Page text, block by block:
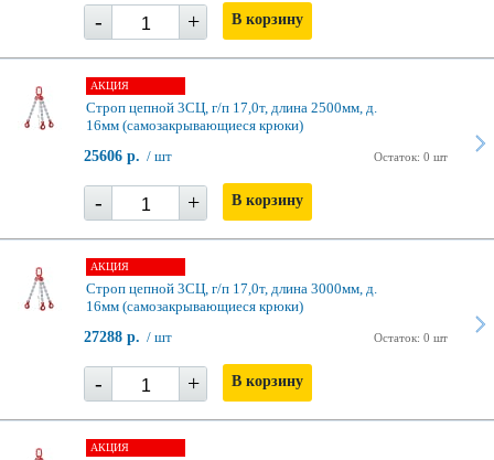
- + В корзину
АКЦИЯ
Строп цепной 3СЦ, г/п 17,0т, длина 2500мм, д.
16мм (самозакрывающиеся крюки)
Остаток: 0 шт
25606 р. / шт
- + В корзину
АКЦИЯ
Строп цепной 3СЦ, г/п 17,0т, длина 3000мм, д.
16мм (самозакрывающиеся крюки)
Остаток: 0 шт
27288 р. / шт
- + В корзину
АКЦИЯ